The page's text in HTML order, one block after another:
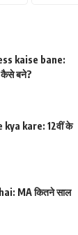
kaise bane:
कैसे बने?
kare: 12वीं के
MA कितने साल